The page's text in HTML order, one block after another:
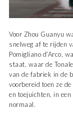
Voor Zhou Guanyu
snelweg af te rijden
Pomigliano d’Arco,
staat, waar de
van de fabriek in de
voorbereid toen ze
en toejuichten, in
normaal.